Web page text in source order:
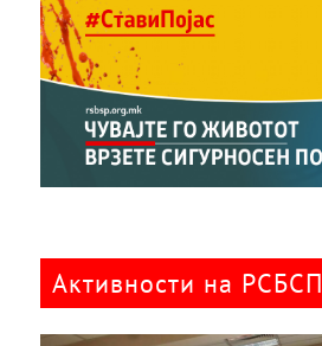
Активности на РСБСП